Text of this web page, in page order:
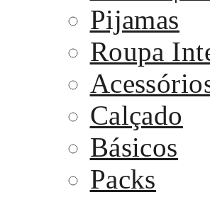
Pijamas
Roupa
Calçado
Básicos
Packs